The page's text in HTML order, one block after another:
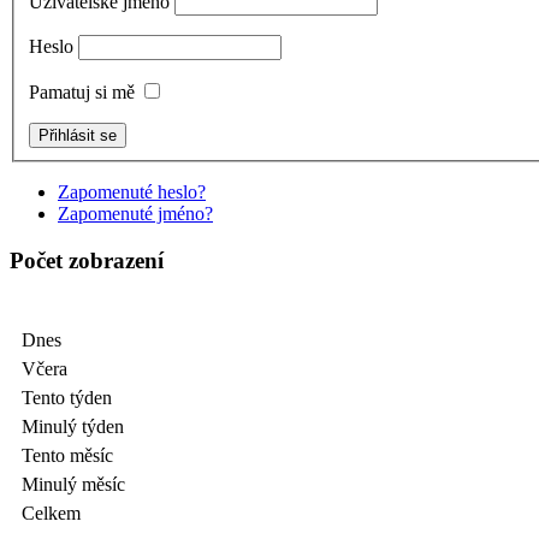
Heslo
Pamatuj si mě
Zapomenuté heslo?
Zapomenuté jméno?
Počet zobrazení
Dnes
Včera
Tento týden
Minulý týden
Tento měsíc
Minulý měsíc
Celkem